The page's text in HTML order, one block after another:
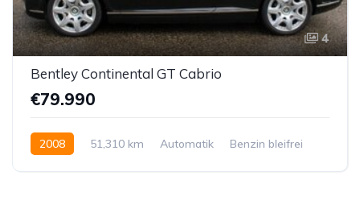
4
Bentley Continental GT Cabrio
€79.990
2008 51,310 km Automatik
Benzin bleifrei